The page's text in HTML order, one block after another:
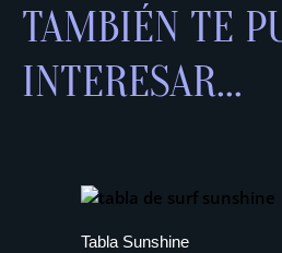
TAMBIÉN TE
INTERESAR...
Tabla Sunshine